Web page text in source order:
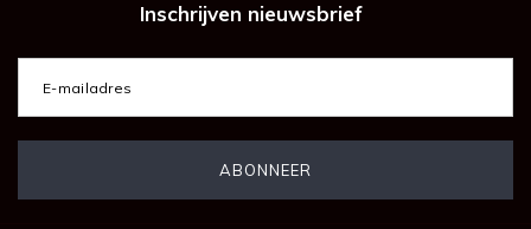
Inschrijven nieuwsbrief